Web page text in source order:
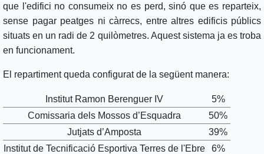
que l'edifici no consumeix no es perd, sinó que es reparteix,
sense pagar peatges ni càrrecs, entre altres edificis públics
situats en un radi de 2 quilòmetres. Aquest sistema ja es troba
en funcionament.
El repartiment queda configurat de la següent manera:
Institut Ramon Berenguer IV
5%
Comissaria dels Mossos d’Esquadra
50%
Jutjats d’Amposta
39%
Institut de Tecnificació Esportiva Terres de l'Ebre
6%